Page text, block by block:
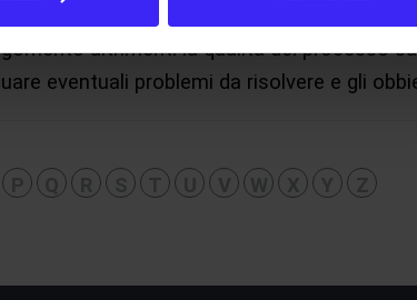
altrimenti la qualità del processo
eventuali problemi da risolvere e gli